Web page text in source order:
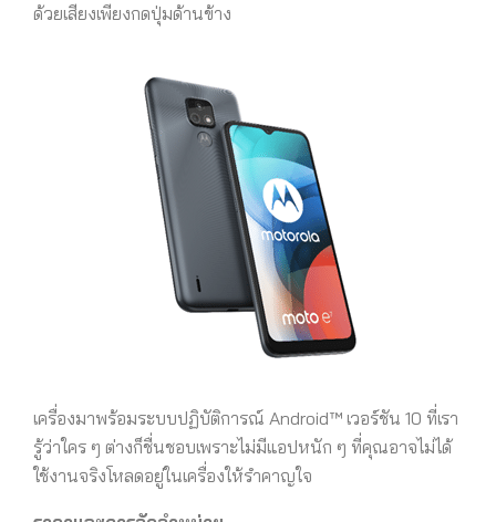
ด้วยเสียงเพียงกดปุ่มด้านข้าง
เครื่องมาพร้อมระบบปฏิบัติการณ์ Android™ เวอร์ชัน 10 ที่เรา
รู้ว่าใคร ๆ ต่างก็ชื่นชอบเพราะไม่มีแอปหนัก ๆ ที่คุณอาจไม่ได้
ใช้งานจริงโหลดอยู่ในเครื่องให้รำคาญใจ